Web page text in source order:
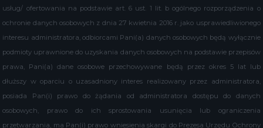
usług/ ofertowania na podstawie art. 6 ust. 1 lit. b ogólnego rozporządzenia o
ochronie danych osobowych z dnia 27 kwietnia 2016 r. jako usprawiedliwionego
interesu administratora, odbiorcami Pani(a) danych osobowych będą wyłącznie
podmioty uprawnione do uzyskania danych osobowych na podstawie przepisów
prawa, Pani(a) dane osobowe przechowywane będą przez okres 5 lat lub
dłuższy w oparciu o uzasadniony interes realizowany przez administratora,
posiada Pan(i) prawo do żądania od administratora dostępu do danych
osobowych, prawo do ich sprostowania usunięcia lub ograniczenia
przetwarzania, ma Pan(i) prawo wniesienia skargi do Prezesa Urzędu Ochrony